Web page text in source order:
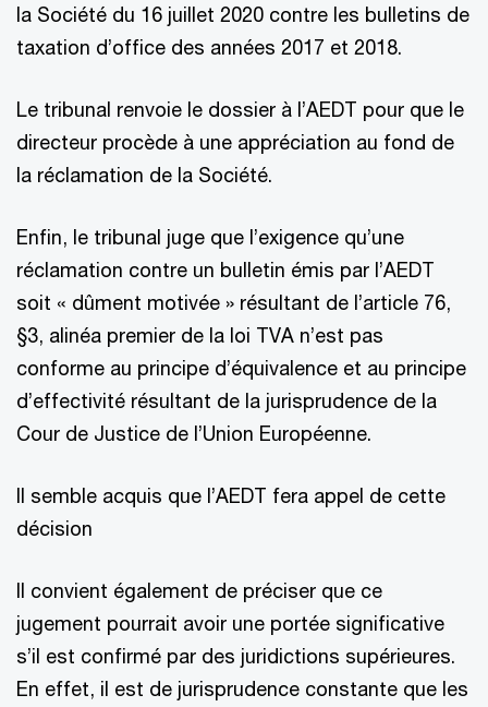
la Société du 16 juillet 2020 contre les bulletins de
taxation d’office des années 2017 et 2018.
Le tribunal renvoie le dossier à l’AEDT pour que le
directeur procède à une appréciation au fond de
la réclamation de la Société.
Enfin, le tribunal juge que l’exigence qu’une
réclamation contre un bulletin émis par l’AEDT
soit « dûment motivée » résultant de l’article 76,
§3, alinéa premier de la loi TVA n’est pas
conforme au principe d’équivalence et au principe
d’effectivité résultant de la jurisprudence de la
Cour de Justice de l’Union Européenne.
Il semble acquis que l’AEDT fera appel de cette
décision
Il convient également de préciser que ce
jugement pourrait avoir une portée significative
s’il est confirmé par des juridictions supérieures.
En effet, il est de jurisprudence constante que les